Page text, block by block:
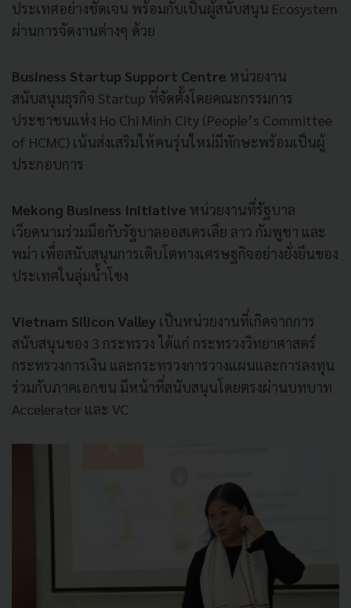
ประเทศอย่างชัดเจน พร้อมกับเป็นผู้สนับสนุน Ecosystem
ผ่านการจัดงานต่างๆ ด้วย
Business Startup Support Centre หน่วยงาน
สนับสนุนธุรกิจ Startup ที่จัดตั้งโดยคณะกรรมการ
ประชาชนแห่ง Ho Chi Minh City (People’s Committee
of HCMC) เน้นส่งเสริมให้คนรุ่นใหม่มีทักษะพร้อมเป็นผู้
ประกอบการ
Mekong Business Initiative หน่วยงานที่รัฐบาล
เวียดนามร่วมมือกับรัฐบาลออสเตรเลีย ลาว กัมพูชา และ
พม่า เพื่อสนับสนุนการเติบโตทางเศรษฐกิจอย่างยั่งยืนของ
ประเทศในลุ่มน้ำโขง
Vietnam Silicon Valley เป็นหน่วยงานที่เกิดจากการ
สนับสนุนของ 3 กระทรวง ได้แก่ กระทรวงวิทยาศาสตร์
กระทรวงการเงิน และกระทรวงการวางแผนและการลงทุน
ร่วมกับภาคเอกชน มีหน้าที่สนับสนุนโดยตรงผ่านบทบาท
Accelerator และ VC